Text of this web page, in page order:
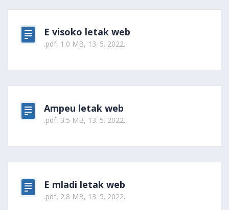
E visoko letak web
.pdf, 1.0 MB, 13. 5. 2022.
Ampeu letak web
.pdf, 3.5 MB, 13. 5. 2022.
E mladi letak web
.pdf, 2.8 MB, 13. 5. 2022.